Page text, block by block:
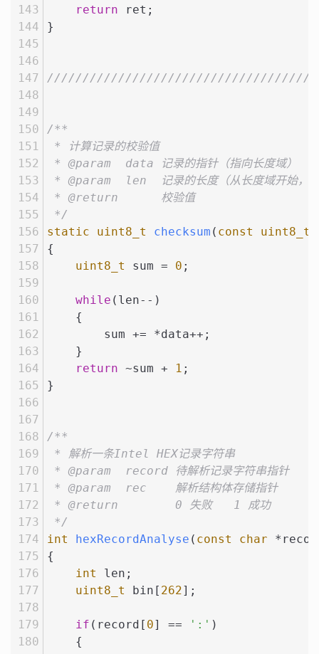
return ret;
}
/**
* 计算记录的校验值
* @param  data 记录的指针（指向长度域）
* @param  len  记录的长度（从长度域开始，不
* @return      校验值
*/
static
uint8_t checksum ( const uint8_t
{
uint8_t
sum = 0 ;
while (len--)
    {
        sum += *data++;
    }
return ~sum + 1 ;
}
/**
* 解析一条Intel HEX记录字符串
* @param  record 待解析记录字符串指针
* @param  rec    解析结构体存储指针
* @return        0 失败   1 成功
*/
int
hexRecordAnalyse ( const char
{
int
len;
uint8_t
bin[ 262];
if (record[ 0] == ':' )
    {